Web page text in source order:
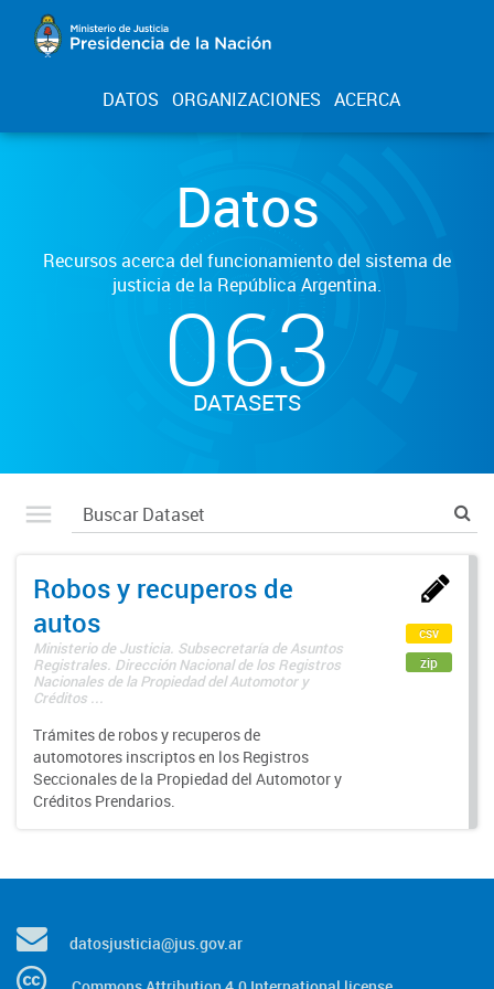
DATOS ORGANIZACIONES ACERCA
Datos
Recursos acerca del funcionamiento del sistema de
justicia de la República Argentina.
063
DATASETS
Robos y recuperos de
autos
Ministerio de Justicia. Subsecretaría de Asuntos
Registrales. Dirección Nacional de los Registros
Nacionales de la Propiedad del Automotor y
Créditos ...
Trámites de robos y recuperos de
automotores inscriptos en los Registros
Seccionales de la Propiedad del Automotor y
Créditos Prendarios.
csv
zip
datosjusticia@jus.gov.ar